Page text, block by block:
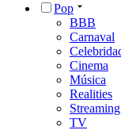
Pop
BBB
Carnaval
Cinema
Música
Realities
Streaming
TV